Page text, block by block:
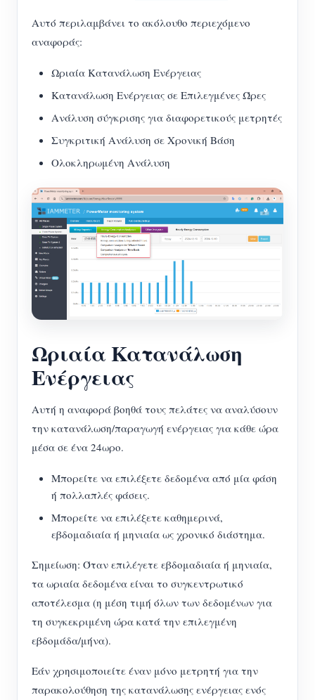
Αυτό περιλαμβάνει το ακόλουθο περιεχόμενο
αναφοράς:
Ωριαία Κατανάλωση Ενέργειας
Κατανάλωση Ενέργειας σε Επιλεγμένες Ώρες
Ανάλυση σύγκρισης για διαφορετικούς μετρητές
Συγκριτική Ανάλυση σε Χρονική Βάση
Ολοκληρωμένη Ανάλυση
Ωριαία Κατανάλωση
Ενέργειας
Αυτή η αναφορά βοηθά τους πελάτες να αναλύσουν
την κατανάλωση/παραγωγή ενέργειας για κάθε ώρα
μέσα σε ένα 24ωρο.
Μπορείτε να επιλέξετε δεδομένα από μία φάση
ή πολλαπλές φάσεις.
Μπορείτε να επιλέξετε καθημερινά,
εβδομαδιαία ή μηνιαία ως χρονικό διάστημα.
Σημείωση: Όταν επιλέγετε εβδομαδιαία ή μηνιαία,
τα ωριαία δεδομένα είναι το συγκεντρωτικό
αποτέλεσμα (η μέση τιμή όλων των δεδομένων για
τη συγκεκριμένη ώρα κατά την επιλεγμένη
εβδομάδα/μήνα).
Εάν χρησιμοποιείτε έναν μόνο μετρητή για την
παρακολούθηση της κατανάλωσης ενέργειας ενός